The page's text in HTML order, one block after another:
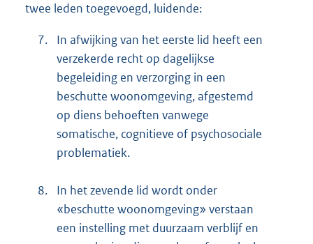
twee leden toegevoegd, luidende:
7.
In afwijking van het eerste lid heeft een
verzekerde recht op dagelijkse
begeleiding en verzorging in een
beschutte woonomgeving, afgestemd
op diens behoeften vanwege
somatische, cognitieve of psychosociale
problematiek.
8.
In het zevende lid wordt onder
«beschutte woonomgeving» verstaan
een instelling met duurzaam verblijf en